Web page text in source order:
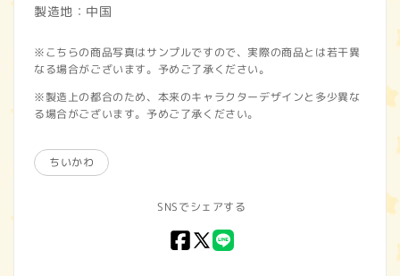
製造地：中国
※こちらの商品写真はサンプルですので、実際の商品とは若干異
なる場合がございます。予めご了承ください。
※製造上の都合のため、本来のキャラクターデザインと多少異な
る場合がございます。予めご了承ください。
ちいかわ
SNSでシェアする
Facebook
X